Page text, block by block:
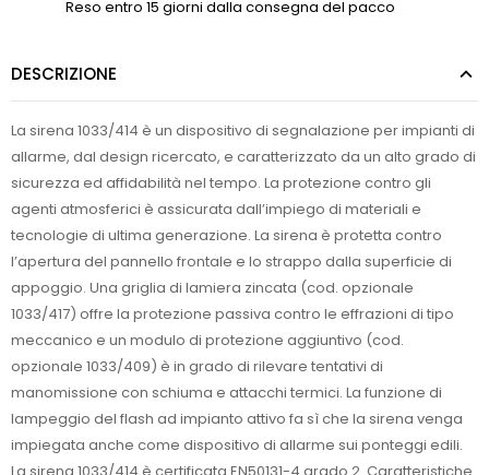
Reso entro 15 giorni dalla consegna del pacco
DESCRIZIONE
La sirena 1033/414 è un dispositivo di segnalazione per impianti di
allarme, dal design ricercato, e caratterizzato da un alto grado di
sicurezza ed affidabilità nel tempo. La protezione contro gli
agenti atmosferici è assicurata dall’impiego di materiali e
tecnologie di ultima generazione. La sirena è protetta contro
l’apertura del pannello frontale e lo strappo dalla superficie di
appoggio. Una griglia di lamiera zincata (cod. opzionale
1033/417) offre la protezione passiva contro le effrazioni di tipo
meccanico e un modulo di protezione aggiuntivo (cod.
opzionale 1033/409) è in grado di rilevare tentativi di
manomissione con schiuma e attacchi termici. La funzione di
lampeggio del flash ad impianto attivo fa sì che la sirena venga
impiegata anche come dispositivo di allarme sui ponteggi edili.